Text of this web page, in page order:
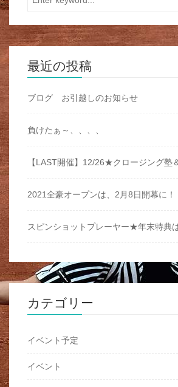
最近の投稿
ブログ お引越しのお知らせ
負けたぁ～、、、、
【LAST開催】12/26★クロージング塾
2021全豪オープンは、2月8日開幕に！
スピンショットプレーヤー★年末特典
カテゴリー
イベント予定
イベント